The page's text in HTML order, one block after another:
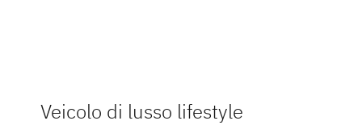
Veicolo di lusso lifestyle